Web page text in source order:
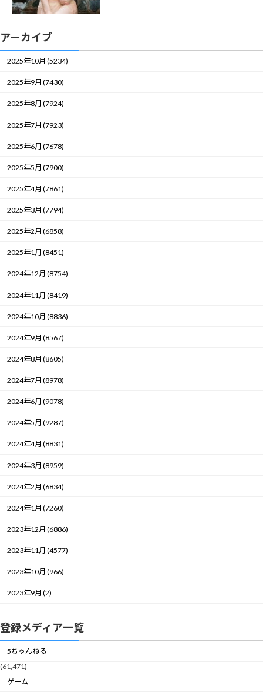
アーカイブ
2025年10月 (5234)
2025年9月 (7430)
2025年8月 (7924)
2025年7月 (7923)
2025年6月 (7678)
2025年5月 (7900)
2025年4月 (7861)
2025年3月 (7794)
2025年2月 (6858)
2025年1月 (8451)
2024年12月 (8754)
2024年11月 (8419)
2024年10月 (8836)
2024年9月 (8567)
2024年8月 (8605)
2024年7月 (8978)
2024年6月 (9078)
2024年5月 (9287)
2024年4月 (8831)
2024年3月 (8959)
2024年2月 (6834)
2024年1月 (7260)
2023年12月 (6886)
2023年11月 (4577)
2023年10月 (966)
2023年9月 (2)
登録メディア一覧
5ちゃんねる
(61,471)
ゲーム